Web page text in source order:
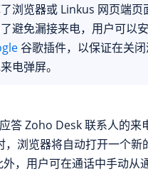
浏览器或 Linkus 网页端页
避免漏接来电，用户可以
谷歌插件，以保证在关
电弹屏。
答 Zoho Desk 联系人的来
，浏览器将自动打开一个新
外，用户可在通话中手动从